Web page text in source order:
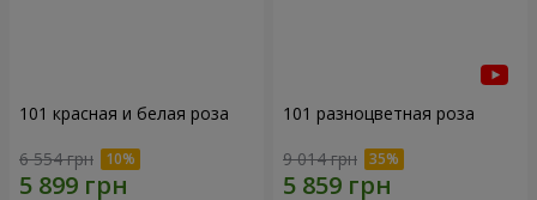
101 красная и белая роза
6 554 грн
101 разноцветная роза
9 014 грн